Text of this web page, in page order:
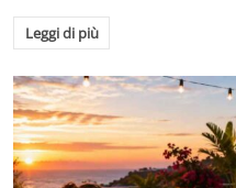
Leggi di più